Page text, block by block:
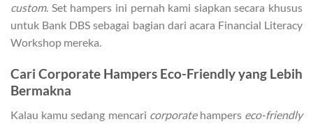
custom. Set hampers ini pernah kami siapkan secara khusus
untuk Bank DBS sebagai bagian dari acara Financial Literacy
Workshop mereka.
Cari Corporate Hampers Eco-Friendly yang Lebih
Bermakna
Kalau kamu sedang mencari corporate hampers eco-friendly